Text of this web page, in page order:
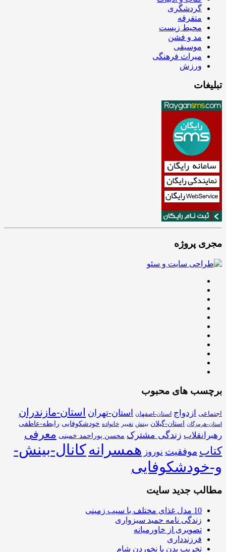
گردشگری
متفرقه
محیط زیست
مد و فشن
موسیقی
میراث فرهنگی
ورزش
تبلیغات
مجری پروژه
برچسب های محبوب
اجتماعی ازدواج استان-اصفهان استان-تهران استان-مازندران
استان-هرمزگان استان-گیلان بینش تغییر خانواده خودشکوفایی رابطه-عاطفی
رهبرانقلاب زندگی مشترک محسن پوراحمد خمینی معرفی
کتاب موفقیت نوروز همسرانهکانال-بینش-
و-خودشکوفایی
مطالب جدید سایت
10 مدل غذای مختلف با سیب زمینی
زندگی نامه حمید سبزواری
تصویری از خاورمیانه
فرزندداری
تخریب بدن با نخوردن شام